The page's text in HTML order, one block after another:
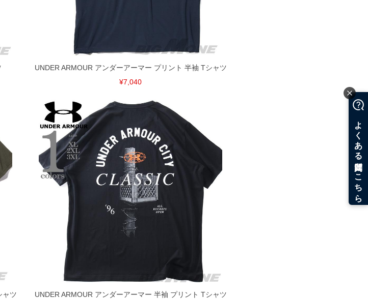
ます。予めご了承くださ
UNDER ARMOUR アンダーアーマー プリント 半袖 Tシャツ
¥7,040
ャツ
UNDER ARMOUR アンダーアーマー 半袖 プリント Tシャツ